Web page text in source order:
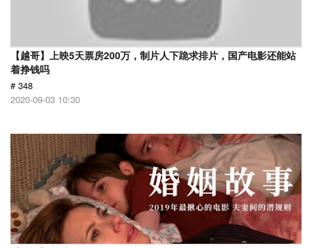
【越哥】上映5天票房200万，制片人下跪求排片，国产电影还能站
着挣钱吗
# 348
2020-09-03 10:30